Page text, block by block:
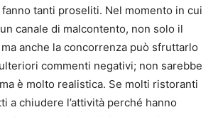
tanti proseliti. Nel momento in cui
canale di malcontento, non solo il
anche la concorrenza può sfruttarlo
commenti negativi; non sarebbe
è molto realistica. Se molti ristoranti
a chiudere l’attività perché hanno